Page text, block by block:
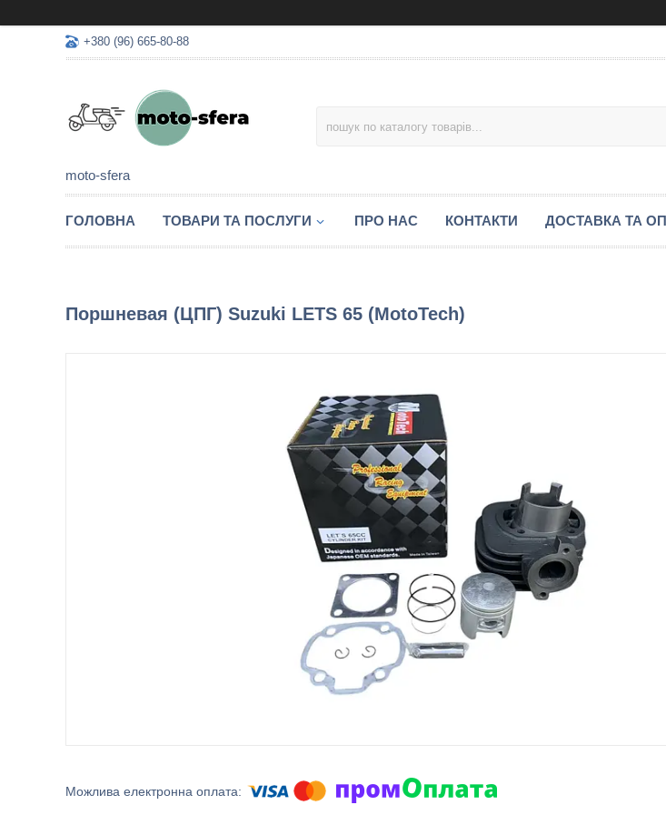
+380 (96) 665-80-88
moto-sfera
ГОЛОВНА ТОВАРИ ТА ПОСЛУГИ ПРО НАС КОНТАКТИ ДОСТАВКА ТА
Поршневая (ЦПГ) Suzuki LETS 65 (MotoTech)